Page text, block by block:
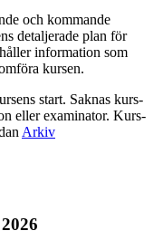
och kommande
detaljerade plan för
information som
kursen.
start. Saknas kurs-
eller examinator. Kurs-
Arkiv